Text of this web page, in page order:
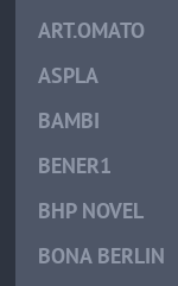
ART.OMATO
ASPLA
BAMBI
BENER1
BHP NOVEL
BONA BERLIN